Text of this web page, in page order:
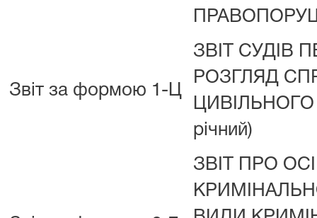
Звіт за формою 1-Ц
ЗВІТ СУДІВ
РОЗГЛЯД
ЦИВІЛЬНОГО
річний)
ЗВІТ ПРО